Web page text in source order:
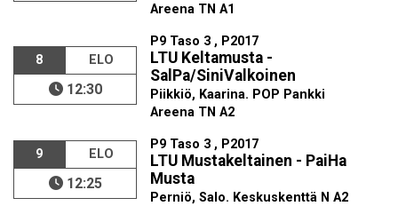
Areena TN A1
8 ELO
12:30
P9 Taso 3 , P2017
LTU Keltamusta -
SalPa/SiniValkoinen
Piikkiö, Kaarina. POP Pankki
Areena TN A2
9 ELO
12:25
P9 Taso 3 , P2017
LTU Mustakeltainen - PaiHa
Musta
Perniö, Salo. Keskuskenttä N A2